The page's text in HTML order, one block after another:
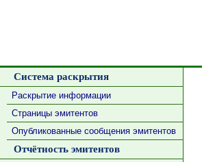
Система раскрытия
Раскрытие информации
Страницы эмитентов
Опубликованные сообщения эмитентов
Отчётность эмитентов